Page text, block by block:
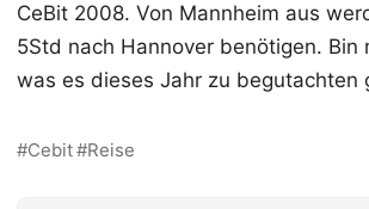
CeBit 2008. Von Mannheim aus
5Std nach Hannover benötigen. Bin
was es dieses Jahr zu begutachten
Cebit Reise